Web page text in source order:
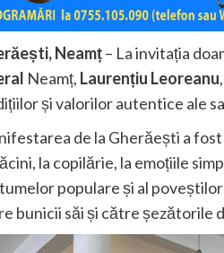
Neamț– La invitația
Neamț, Laurențiu Leoreanu
și valorilor autentice ale
de la Gherăești a
la copilărie, la emoțiile
populare și al
bunicii săi și către șezătorile